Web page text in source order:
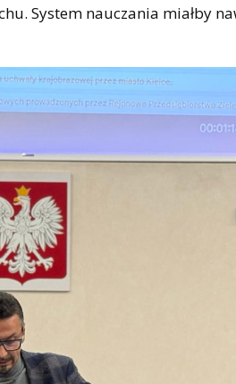
System nauczania miałby